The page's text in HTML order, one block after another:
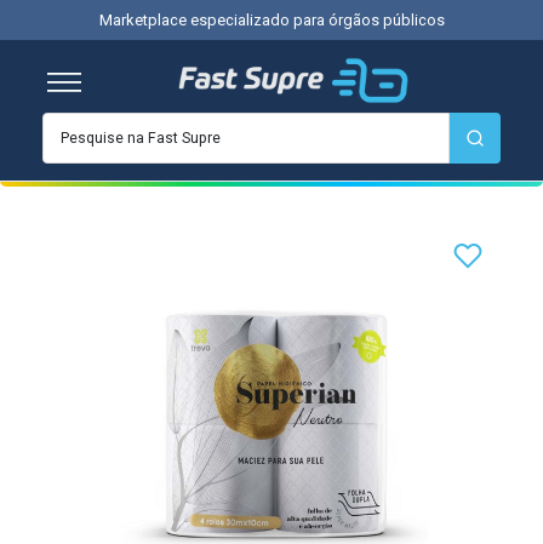
Marketplace especializado para órgãos públicos